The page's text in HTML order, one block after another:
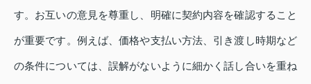
す。お互いの意見を尊重し、明確に契約内容を確認すること
が重要です。例えば、価格や支払い方法、引き渡し時期など
の条件については、誤解がないように細かく話し合いを重ね